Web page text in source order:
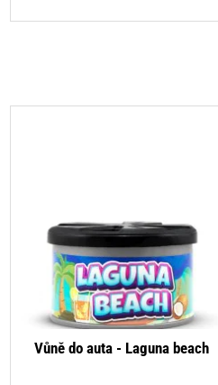
Vůně do auta - Laguna beach